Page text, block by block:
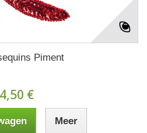
Piment
4,50 €
Meer